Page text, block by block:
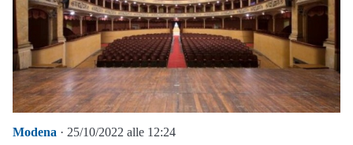
Modena · 25/10/2022 alle 12:24